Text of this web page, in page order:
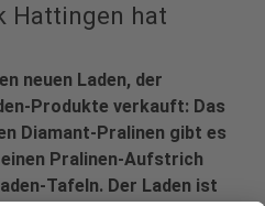
Hattingen hat
neuen Laden, der
Produkte verkauft: Das
Diamant-Pralinen gibt es
Pralinen-Aufstrich
Tafeln. Der Laden ist